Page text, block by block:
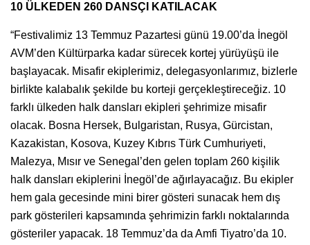
10 ÜLKEDEN 260 DANSÇI KATILACAK
“Festivalimiz 13 Temmuz Pazartesi günü 19.00’da İnegöl
AVM’den Kültürparka kadar sürecek kortej yürüyüşü ile
başlayacak. Misafir ekiplerimiz, delegasyonlarımız, bizlerle
birlikte kalabalık şekilde bu korteji gerçekleştireceğiz. 10
farklı ülkeden halk dansları ekipleri şehrimize misafir
olacak. Bosna Hersek, Bulgaristan, Rusya, Gürcistan,
Kazakistan, Kosova, Kuzey Kıbrıs Türk Cumhuriyeti,
Malezya, Mısır ve Senegal’den gelen toplam 260 kişilik
halk dansları ekiplerini İnegöl’de ağırlayacağız. Bu ekipler
hem gala gecesinde mini birer gösteri sunacak hem dış
park gösterileri kapsamında şehrimizin farklı noktalarında
gösteriler yapacak. 18 Temmuz’da da Amfi Tiyatro’da 10.